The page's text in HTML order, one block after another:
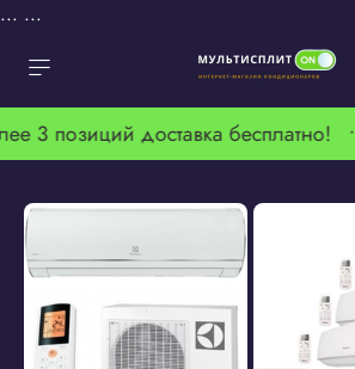
... ...
3 позиций доставка бесплатно! •